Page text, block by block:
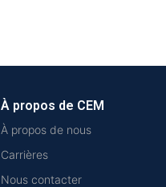
À propos de CEM
À propos de nous
Carrières
Nous contacter